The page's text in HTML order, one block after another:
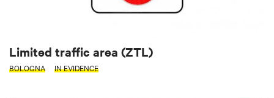
Limited traffic area (ZTL)
BOLOGNA IN EVIDENCE